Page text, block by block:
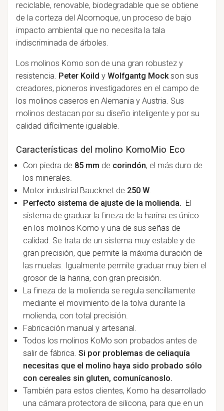
reciclable, renovable, biodegradable que se obtiene
de la corteza del Alcornoque, un proceso de bajo
impacto ambiental que no necesita la tala
indiscriminada de árboles.
Los molinos Komo son de una gran robustez y
resistencia. Peter Koild y Wolfgantg Mockson sus
creadores, pioneros investigadores en el campo de
los molinos caseros en Alemania y Austria. Sus
molinos destacan por su diseño inteligente y por su
calidad difícilmente igualable.
Características del molino KomoMio Eco
Con piedra de 85 mm de corindón, el más duro de
los minerales.
Motor industrial Baucknet de 250 W.
Perfecto sistema de ajuste de la molienda. El
sistema de graduar la fineza de la harina es único
en los molinos Komo y una de sus señas de
calidad. Se trata de un sistema muy estable y de
gran precisión, que permite la máxima duración de
las muelas. Igualmente permite graduar muy bien el
grosor de la harina, con gran precisión.
La fineza de la molienda se regula sencillamente
mediante el movimiento de la tolva durante la
molienda, con total precisión.
Fabricación manual y artesanal.
Todos los molinos KoMo son probados antes de
salir de fábrica. Si por problemas de celiaquía
necesitas que el molino haya sido probado sólo
con cereales sin gluten, comunícanoslo.
También para estos clientes, Komo ha desarrollado
una cámara protectora de silicona, para que en un